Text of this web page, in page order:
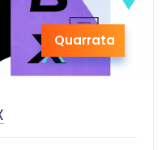
Quarrata